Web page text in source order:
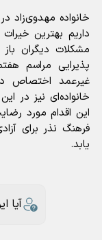
خانواده مهدوی‌زاد
داریم بهترین
مشکلات دیگران
پذیرایی مراسم
غیرعمد اختصاص
خانواده‌ای نیز در
این اقدام مورد
فرهنگ نذر برای
یابد.
آیا